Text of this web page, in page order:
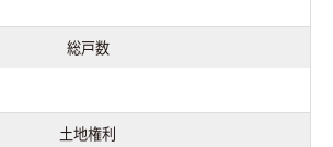
総戸数
土地権利